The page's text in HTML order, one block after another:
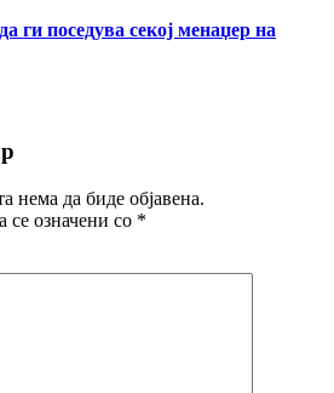
ги поседува секој менаџер на
нема да биде објавена.
означени со *